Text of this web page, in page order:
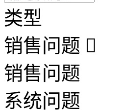
类型
销售问题
销售问题
系统问题